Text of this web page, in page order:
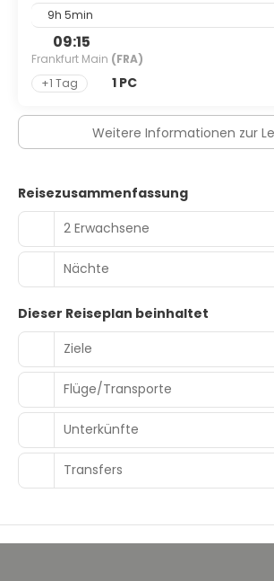
9h 5min
09:15
Frankfurt Main (FRA)
+1 Tag
1 PC
Weitere Informationen zur
Reisezusammenfassung
2 Erwachsene
Nächte
Dieser Reiseplan beinhaltet
Ziele
Flüge/Transporte
Unterkünfte
Transfers